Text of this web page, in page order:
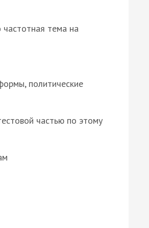
тема на
политические
частью по этому